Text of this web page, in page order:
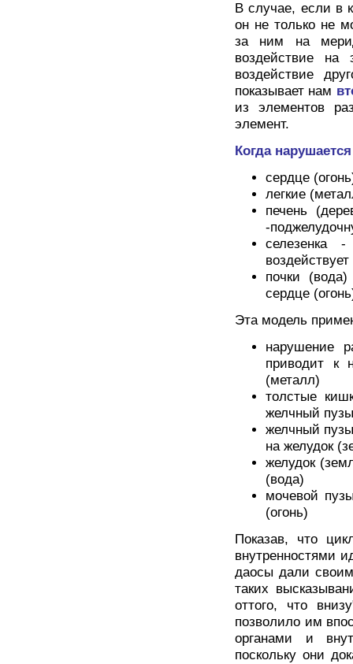
В случае, если в
он не только не
за ним на
воздействие на
воздействие
показывает нам
из элементов
элемент.
Когда
сердце
легкие
печень
-
селезенка
почки (вода)
сердце
Эта модель
нарушение
приводит к
(металл)
толстые
желчный
желчный
на желудок
желудок
(вода)
мочевой
(огонь)
Показав, что
внутренностями
даосы дали
таких
оттого, что
позволило им
органами и
поскольку они